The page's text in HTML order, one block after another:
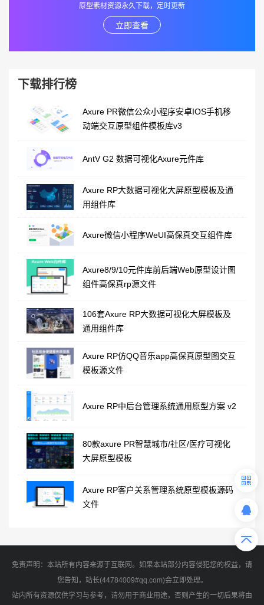
原型素材资源永久下载，定时更新
立即查看
下载排行榜
Axure PR微信公众小程序安卓IOS手机移
动端交互原型组件模板库v3
AntV G2 数据可视化Axure元件库
Axure RP大数据可视化大屏原型模板及通
用组件库
Axure微信小程序WeUI高保真交互组件库
Axure8/9/10元件库前后端Web原型设计图
组件高保真rp源文件
106套Axure RP大数据可视化大屏模板及
通用组件库
Axure RP仿QQ音乐app高保真原型图交互
模板源文件
Axure RP中后台管理系统通用原型方案 v2
80款axure PR智慧城市/社区/医疗可视化
大屏原型模板
Axure RP客户关系管理系统原型模板源码
文件
免责声明：本站所有内容来源于互联网。如果本站部分内容侵犯您的权益，请
您告知，站长(44784009#qq.com)会立即处理。
站内所有资源仅供学习与参考，请勿用于商业用途，否则产生的一切后果将由